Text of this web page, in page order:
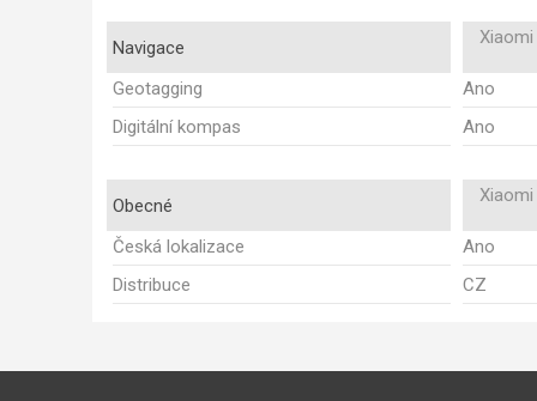
Navigace
Geotagging
Ano
Digitální kompas
Ano
Obecné
Česká lokalizace
Ano
Distribuce
CZ